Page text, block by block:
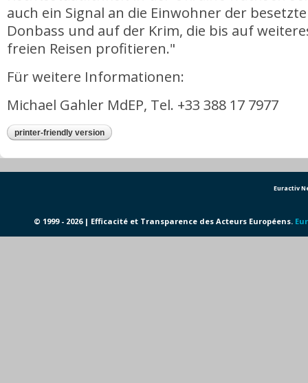
auch ein Signal an die Einwohner der
Donbass und auf der Krim, die bis auf
freien Reisen profitieren."
Für weitere Informationen:
Michael Gahler MdEP, Tel. +33 388 17 7977
printer-friendly version
Euractiv
© 1999 - 2026 | Efficacité et Transparence des Acteurs Européens.